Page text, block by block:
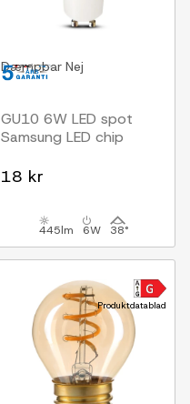
Dæmpbar Nej
GU10 6W LED spot
Samsung LED chip
18 kr
445lm 6W 38°
Produktdatablad